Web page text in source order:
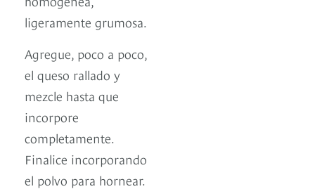
ligeramente grumosa.
Agregue, poco a poco,
el queso rallado y
mezcle hasta que
incorpore
completamente.
Finalice incorporando
el polvo para hornear.